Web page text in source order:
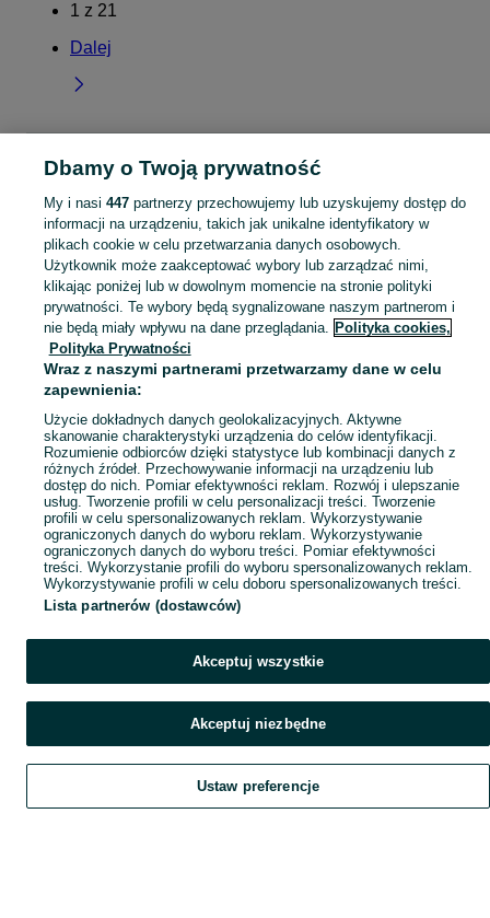
1 z 21
Dalej
Strona główna Kujawsko-pomorskie Stronno
KATEGORIA
Skorzystaj z największego serwisu ogłoszeniowego - Stronno i okolice! Kupuj to, czego pragniesz i sprzedawaj to, czego już nie potrzebujesz! Zobacz
Mapa kategorii
Mapa miejscowości
Mapa ministron
Szukaj Obserwujesz Dodaj Czat Konto
Dbamy o Twoją prywatność
My i nasi 447partnerzy przechowujemy lub uzyskujemy dostęp do
informacji na urządzeniu, takich jak unikalne identyfikatory w
plikach cookie w celu przetwarzania danych osobowych.
Użytkownik może zaakceptować wybory lub zarządzać nimi,
klikając poniżej lub w dowolnym momencie na stronie polityki
prywatności. Te wybory będą sygnalizowane naszym partnerom i
nie będą miały wpływu na dane przeglądania. Polityka cookies,
Polityka Prywatności
Wraz z naszymi partnerami przetwarzamy dane w celu
zapewnienia:
Użycie dokładnych danych geolokalizacyjnych. Aktywne
skanowanie charakterystyki urządzenia do celów identyfikacji.
Rozumienie odbiorców dzięki statystyce lub kombinacji danych z
różnych źródeł. Przechowywanie informacji na urządzeniu lub
dostęp do nich. Pomiar efektywności reklam. Rozwój i ulepszanie
usług. Tworzenie profili w celu personalizacji treści. Tworzenie
profili w celu spersonalizowanych reklam. Wykorzystywanie
ograniczonych danych do wyboru reklam. Wykorzystywanie
ograniczonych danych do wyboru treści. Pomiar efektywności
treści. Wykorzystanie profili do wyboru spersonalizowanych reklam.
Wykorzystywanie profili w celu doboru spersonalizowanych treści.
Lista partnerów (dostawców)
Akceptuj wszystkie
Akceptuj niezbędne
Ustaw preferencje